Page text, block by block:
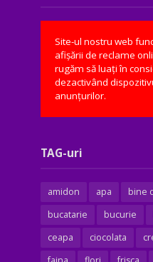
Site-ul nostru web
afișării de reclame
rugăm să luați în
dezactivând
anunțurilor.
TAG-uri
amidon apa bine
bucatarie
bucurie
ceapa
ciocolata